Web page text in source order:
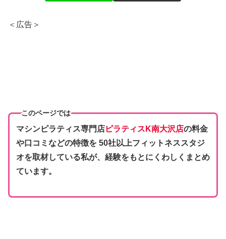
＜広告＞
このページでは
マシンピラティス専門店ピラティスK南大沢店の料金
や口コミなどの特徴を 50社以上フィットネススタジ
オを取材している私が、経験をもとにくわしくまとめ
ています。